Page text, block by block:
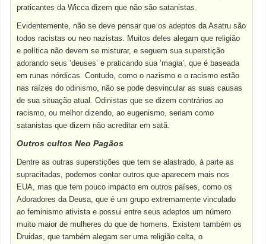
praticantes da Wicca dizem que não são satanistas.
Evidentemente, não se deve pensar que os adeptos da Asatru são
todos racistas ou neo nazistas. Muitos deles alegam que religião
e política não devem se misturar, e seguem sua superstição
adorando seus ‘deuses’ e praticando sua ‘magia’, que é baseada
em runas nórdicas. Contudo, como o nazismo e o racismo estão
nas raízes do odinismo, não se pode desvincular as suas causas
de sua situação atual. Odinistas que se dizem contrários ao
racismo, ou melhor dizendo, ao eugenismo, seriam como
satanistas que dizem não acreditar em satã.
Outros cultos Neo Pagãos
Dentre as outras superstições que tem se alastrado, à parte as
supracitadas, podemos contar outros que aparecem mais nos
EUA, mas que tem pouco impacto em outros países, como os
Adoradores da Deusa, que é um grupo extremamente vinculado
ao feminismo ativista e possui entre seus adeptos um número
muito maior de mulheres do que de homens. Existem também os
Druidas, que também alegam ser uma religião celta, o